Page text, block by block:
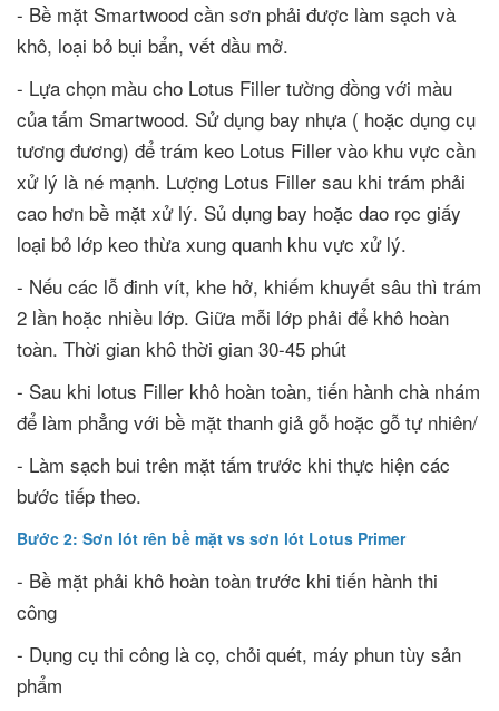
- Bề mặt Smartwood cần sơn phải được làm sạch và
khô, loại bỏ bụi bẩn, vết dầu mở.
- Lựa chọn màu cho Lotus Filler tường đồng với màu
của tấm Smartwood. Sử dụng bay nhựa ( hoặc dụng cụ
tương đương) để trám keo Lotus Filler vào khu vực cần
xử lý là né mạnh. Lượng Lotus Filler sau khi trám phải
cao hơn bề mặt xử lý. Sủ dụng bay hoặc dao rọc giấy
loại bỏ lớp keo thừa xung quanh khu vực xử lý.
- Nếu các lỗ đinh vít, khe hở, khiếm khuyết sâu thì trám
2 lần hoặc nhiều lớp. Giữa mỗi lớp phải để khô hoàn
toàn. Thời gian khô thời gian 30-45 phút
- Sau khi lotus Filler khô hoàn toàn, tiến hành chà nhám
để làm phẳng với bề mặt thanh giả gỗ hoặc gỗ tự nhiên/
- Làm sạch bui trên mặt tấm trước khi thực hiện các
bước tiếp theo.
Bước 2: Sơn lót rên bề mặt vs sơn lót Lotus Primer
- Bề mặt phải khô hoàn toàn trước khi tiến hành thi
công
- Dụng cụ thi công là cọ, chỏi quét, máy phun tùy sản
phẩm